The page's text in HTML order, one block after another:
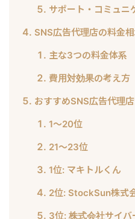
サポート・コミュニ
SNS広告代理店の料金
主な3つの料金体系
費用対効果の考え方
おすすめSNS広告代理
1〜20位
21〜23位
1位: マキトルくん
2位: StockSun株式
3位: 株式会社サイバ